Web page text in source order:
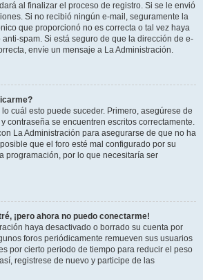
al finalizar el proceso de registro. Si se le envió
Si no recibió ningún e-mail, seguramente la
que proporcionó no es correcta o tal vez haya
spam. Si está seguro de que la dirección de e-
envíe un mensaje a La Administración.
cuál esto puede suceder. Primero, asegúrese de
contraseña se encuentren escritos correctamente.
La Administración para asegurarse de que no ha
que el foro esté mal configurado por su
programación, por lo que necesitaría ser
¡pero ahora no puedo conectarme!
haya desactivado o borrado su cuenta por
foros periódicamente remueven sus usuarios
por cierto periodo de tiempo para reducir el peso
registrese de nuevo y participe de las